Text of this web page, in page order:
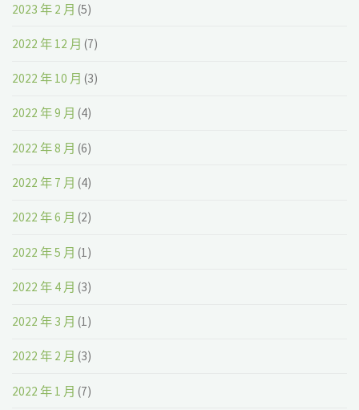
2023 年 2 月 (5)
2022 年 12 月 (7)
2022 年 10 月 (3)
2022 年 9 月 (4)
2022 年 8 月 (6)
2022 年 7 月 (4)
2022 年 6 月 (2)
2022 年 5 月 (1)
2022 年 4 月 (3)
2022 年 3 月 (1)
2022 年 2 月 (3)
2022 年 1 月 (7)